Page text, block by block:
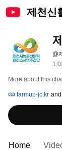
제천신
@
More about this
farmup-jc.kr
Home